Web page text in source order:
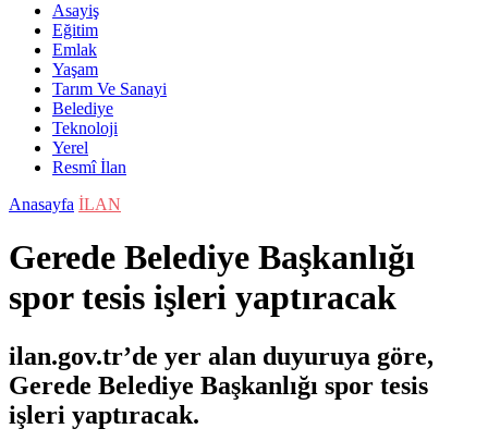
Asayiş
Eğitim
Emlak
Yaşam
Tarım Ve Sanayi
Belediye
Teknoloji
Yerel
Resmî İlan
Anasayfa İLAN
Gerede Belediye Başkanlığı
spor tesis işleri yaptıracak
ilan.gov.tr’de yer alan duyuruya göre,
Gerede Belediye Başkanlığı spor tesis
işleri yaptıracak.